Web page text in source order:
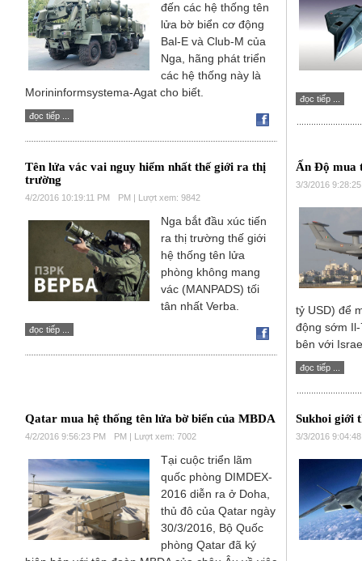
đến các hệ thống tên
lửa bờ biển cơ động
Bal-E và Club-M của
Nga, hãng phát triển
các hệ thống này là
Morininformsystema-Agat cho biết.
đọc tiếp ...
đọc tiếp ...
Tên lửa vác vai nguy hiểm nhất thế giới ra thị
trường
4/2/2016 10:19:11 PM PM | Lượt xem: 9842
Nga bắt đầu xúc tiến
ra thị trường thế giới
hệ thống tên lửa
phòng không mang
vác (MANPADS) tối
tân nhất Verba.
đọc tiếp ...
Ấn Độ mua
3/3/2016
tỷ USD) để
động sớm
bên với
đọc tiếp ...
Qatar mua hệ thống tên lửa bờ biển của MBDA
4/2/2016 9:56:23 PM PM | Lượt xem: 7002
Tại cuộc triển lãm
quốc phòng DIMDEX-
2016 diễn ra ở Doha,
thủ đô của Qatar ngày
30/3/2016, Bộ Quốc
phòng Qatar đã ký
Sukhoi giới
3/3/2016